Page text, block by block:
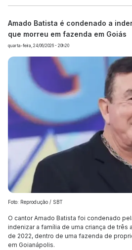
Amado Batista é condenado a
que morreu em fazenda em Goiás
quarta-feira, 24/06/2026 - 20h20
Foto: Reprodução / SBT
O cantor Amado Batista foi condenado
indenizar a família de uma criança de três
de 2022, dentro de uma fazenda de
em Goianápolis.